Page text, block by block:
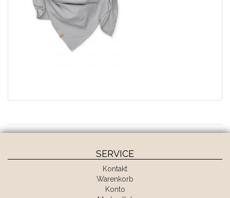
SERVICE
Kontakt
Warenkorb
Konto